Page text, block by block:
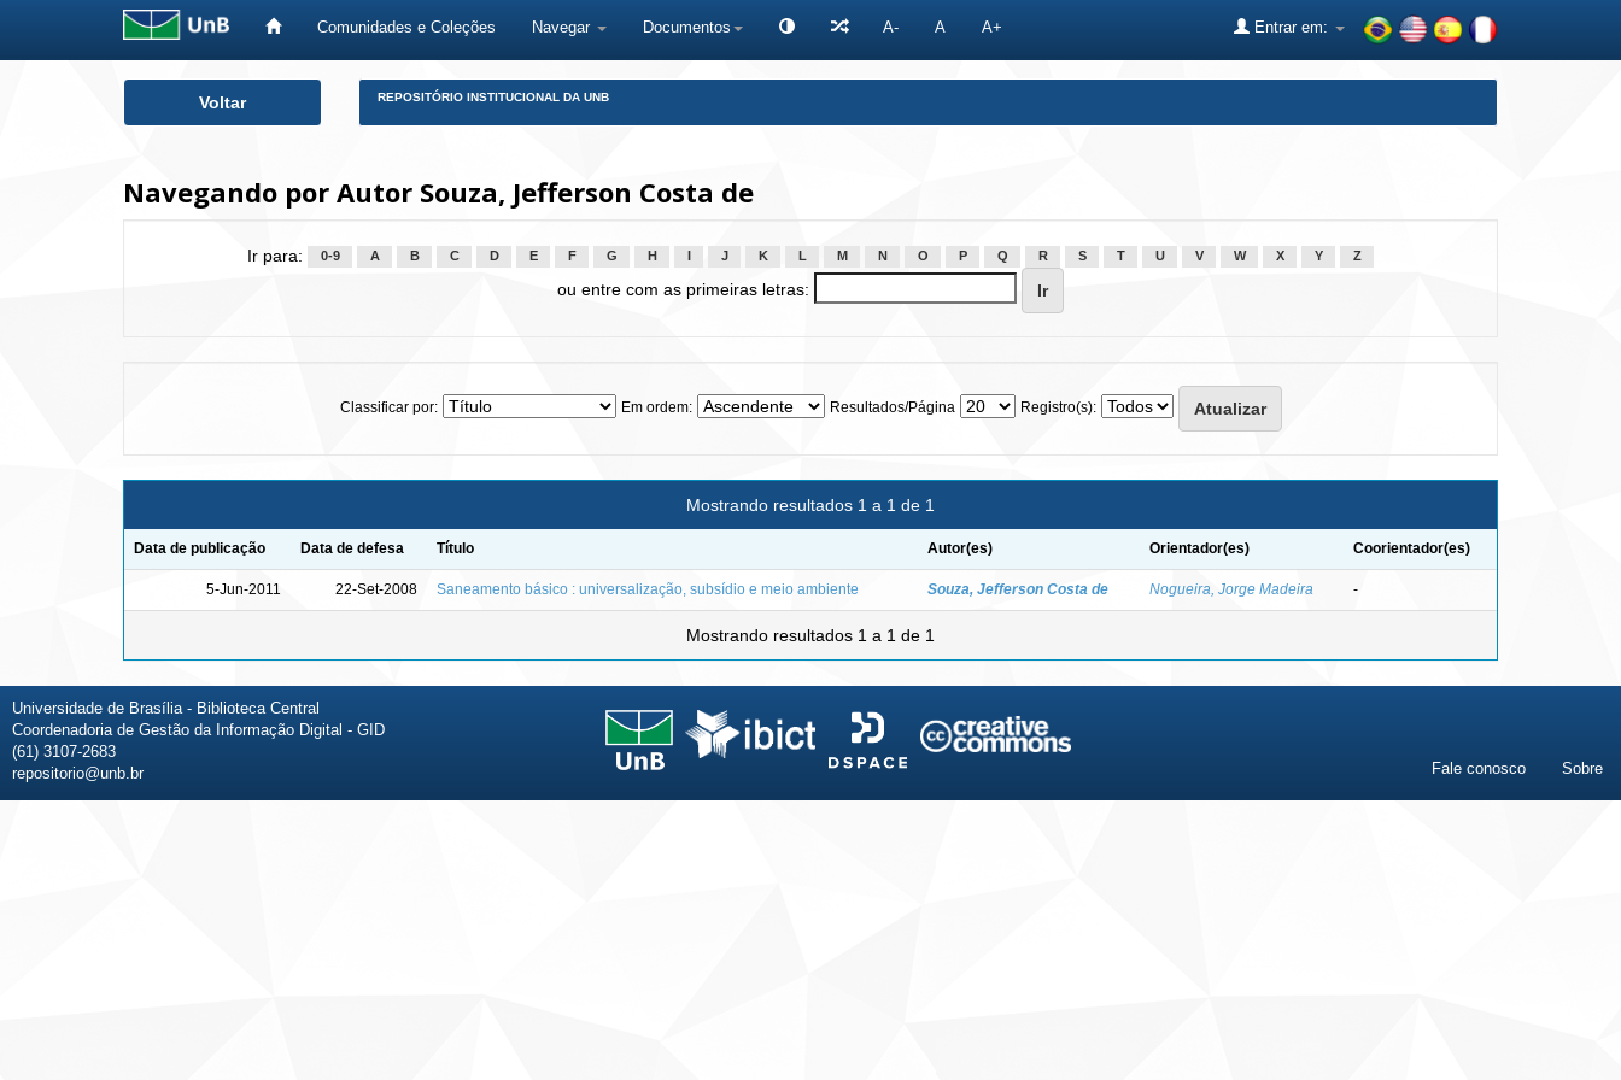
Comunidades e Coleções Navegar Documentos A- A A+ Entrar em:
Voltar REPOSITÓRIO INSTITUCIONAL DA UNB
Navegando por Autor Souza, Jefferson Costa de
Ir para: 0-9 A B C D E F G H J K L M N O P Q R S T U V W X Y Z
ou entre com as primeiras letras:
Classificar por: Em ordem: Resultados/Página Registro(s):
Mostrando resultados 1 a 1 de 1
Data de publicação Data de defesa Título Autor(es) Orientador(es) Coorientador(es)
5-Jun-2011 22-Set-2008 Saneamento básico : universalização, subsídio e meio ambiente Souza, Jefferson Costa de Nogueira, Jorge Madeira -
Mostrando resultados 1 a 1 de 1
Universidade de Brasília - Biblioteca Central
Coordenadoria de Gestão da Informação Digital - GID
(61) 3107-2683
repositorio@unb.br
Fale conosco Sobre